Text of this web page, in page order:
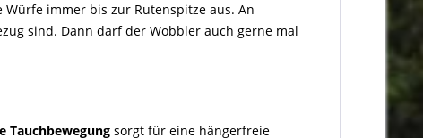
immer bis zur Rutenspitze aus. An
sind. Dann darf der Wobbler auch gerne mal
Tauchbewegung sorgt für eine hängerfreie